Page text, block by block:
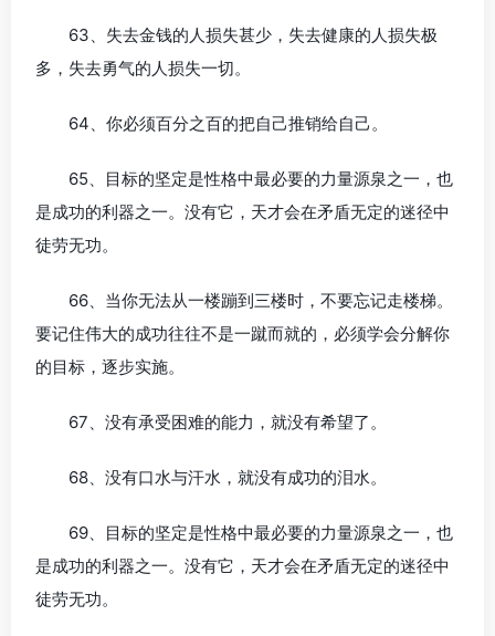
63、失去金钱的人损失甚少，失去健康的人损失极
多，失去勇气的人损失一切。
64、你必须百分之百的把自己推销给自己。
65、目标的坚定是性格中最必要的力量源泉之一，也
是成功的利器之一。没有它，天才会在矛盾无定的迷径中
徒劳无功。
66、当你无法从一楼蹦到三楼时，不要忘记走楼梯。
要记住伟大的成功往往不是一蹴而就的，必须学会分解你
的目标，逐步实施。
67、没有承受困难的能力，就没有希望了。
68、没有口水与汗水，就没有成功的泪水。
69、目标的坚定是性格中最必要的力量源泉之一，也
是成功的利器之一。没有它，天才会在矛盾无定的迷径中
徒劳无功。